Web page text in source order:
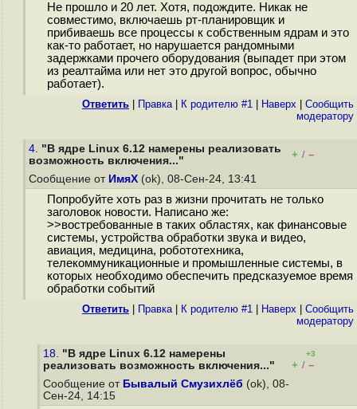
Не прошло и 20 лет. Хотя, подождите. Никак не
совместимо, включаешь рт-планировщик и
прибиваешь все процессы к собственным ядрам и это
как-то работает, но нарушается рандомными
задержками прочего оборудования (выпадет при этом
из реалтайма или нет это другой вопрос, обычно
работает).
Ответить Правка| К родителю #1 Наверх
Cообщить
модератору
4. "В ядре Linux 6.12 намерены реализовать
возможность включения..."
+ / –
Сообщение от ИмяХ (ok), 08-Сен-24, 13:41
Попробуйте хоть раз в жизни прочитать не только
заголовок новости. Написано же:
>>востребованные в таких областях, как финансовые
системы, устройства обработки звука и видео,
авиация, медицина, робототехника,
телекоммуникационные и промышленные системы, в
которых необходимо обеспечить предсказуемое время
обработки событий
Ответить Правка| К родителю #1 Наверх
Cообщить
модератору
18. "В ядре Linux 6.12 намерены
реализовать возможность включения..."
+3
+ / –
Сообщение от Бывалый Смузихлёб (ok), 08-
Сен-24, 14:15